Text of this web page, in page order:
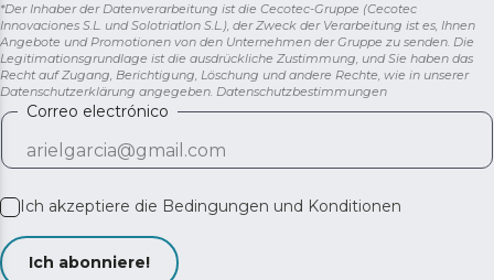
*Der Inhaber der Datenverarbeitung ist die Cecotec-Gruppe (Cecotec
Innovaciones S.L. und Solotriatlon S.L.), der Zweck der Verarbeitung ist es, Ihnen
Angebote und Promotionen von den Unternehmen der Gruppe zu senden. Die
Legitimationsgrundlage ist die ausdrückliche Zustimmung, und Sie haben das
Recht auf Zugang, Berichtigung, Löschung und andere Rechte, wie in unserer
Datenschutzerklärung angegeben. Datenschutzbestimmungen
Correo electrónico
Ich akzeptiere die Bedingungen und Konditionen
Ich abonniere!